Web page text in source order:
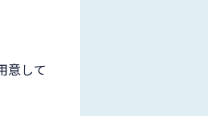
意して